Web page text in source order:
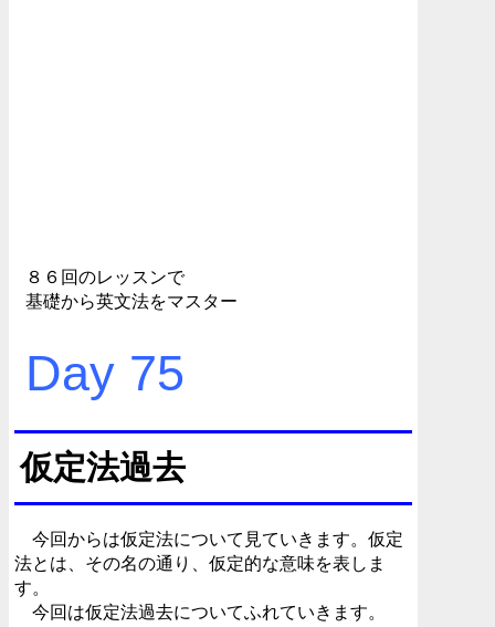
８６回のレッスンで
基礎から英文法をマスター
Day 75
仮定法過去
今回からは仮定法について見ていきます。仮定
法とは、その名の通り、仮定的な意味を表しま
す。
今回は仮定法過去についてふれていきます。